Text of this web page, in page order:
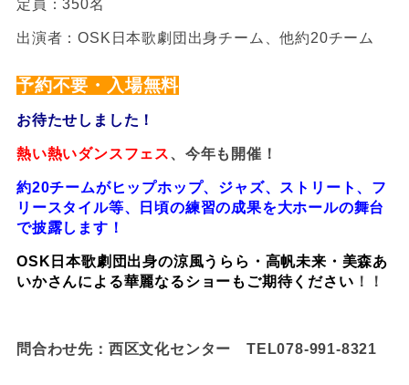
定員：350名
出演者：OSK日本歌劇団出身チーム、他約20チーム
予約不要・入場無料
お待たせしました！
熱い熱いダンスフェス、今年も開催！
約20チームがヒップホップ、ジャズ、ストリート、フ
リースタイル等、
日頃の練習の成果を大ホールの舞台
で披露します！
OSK日本歌劇団出身の涼風うらら・高帆未来・美森あ
いかさんによる華麗なるショーもご期待ください ！！
問合わせ先：西区文化センター TEL078-991-8321